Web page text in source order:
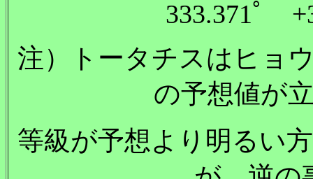
333.371ﾟ
注）トータチスはヒョ
の予想値が
等級が予想より明るい